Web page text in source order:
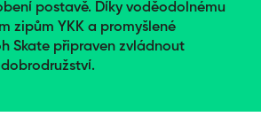
postavě. Díky voděodolnému
zipům YKK a promyšlené
Skate připraven zvládnout